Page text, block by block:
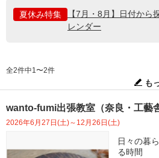
夏休み特集
【7月・8月】日付から
レンダー
全2件中1〜2件
も
wanto-fumi出張教室（奈良・工藝
2026年6月27日(土)～12月26日(土)
日々の暮
る時間